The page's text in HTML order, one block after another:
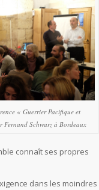
« Guerrier Pacifique et
Schwarz à Bordeaux
connaît ses propres
dans les moindres